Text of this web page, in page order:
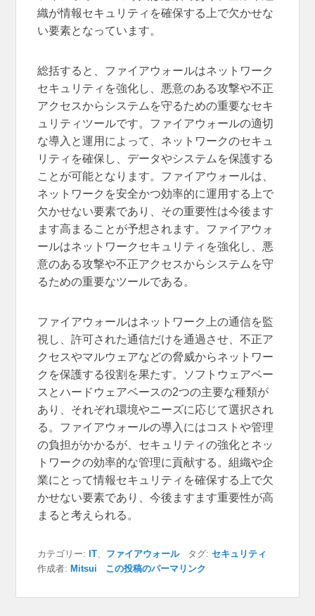
織が情報セキュリティを確保する上で欠かせな
い要素となっています。
総括すると、ファイアウォールはネットワーク
セキュリティを強化し、悪意のある攻撃や不正
アクセスからシステムを守るための重要なセキ
ュリティツールです。ファイアウォールの適切
な導入と運用によって、ネットワークのセキュ
リティを確保し、データやシステムを保護する
ことが可能となります。ファイアウォールは、
ネットワークを安全かつ効率的に運用する上で
欠かせない要素であり、その重要性は今後ます
ます高まることが予想されます。ファイアウォ
ールはネットワークセキュリティを強化し、悪
意のある攻撃や不正アクセスからシステムを守
るための重要なツールである。
ファイアウォールはネットワーク上の通信を監
視し、許可された通信だけを通過させ、不正ア
クセスやマルウェアなどの脅威からネットワー
クを保護する役割を果たす。ソフトウェアベー
スとハードウェアベースの2つの主要な種類が
あり、それぞれ環境やニーズに応じて選択され
る。ファイアウォールの導入にはコストや管理
の負担がかかるが、セキュリティの強化とネッ
トワークの効率的な管理に貢献する。組織や企
業にとって情報セキュリティを確保する上で欠
かせない要素であり、今後ますます重要性が高
まると考えられる。
カテゴリー:IT ファイアウォールタグ:セキュリティ
作成者:Mitsui この投稿のパーマリンク